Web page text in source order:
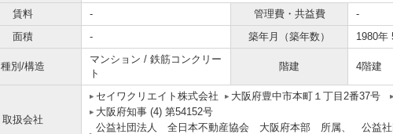
賃料 - 管理費・共益費
-
面積
- 築年月（築年数） 1980年
種別/構造
マンション / 鉄筋コンクリー
ト
階建 4階建
取扱会社
セイワクリエイト株式会社 大阪府豊中市本町１丁目2番37号
大阪府知事 (4) 第54152号
公益社団法人 全日本不動産協会 大阪府本部 所属、 公益社